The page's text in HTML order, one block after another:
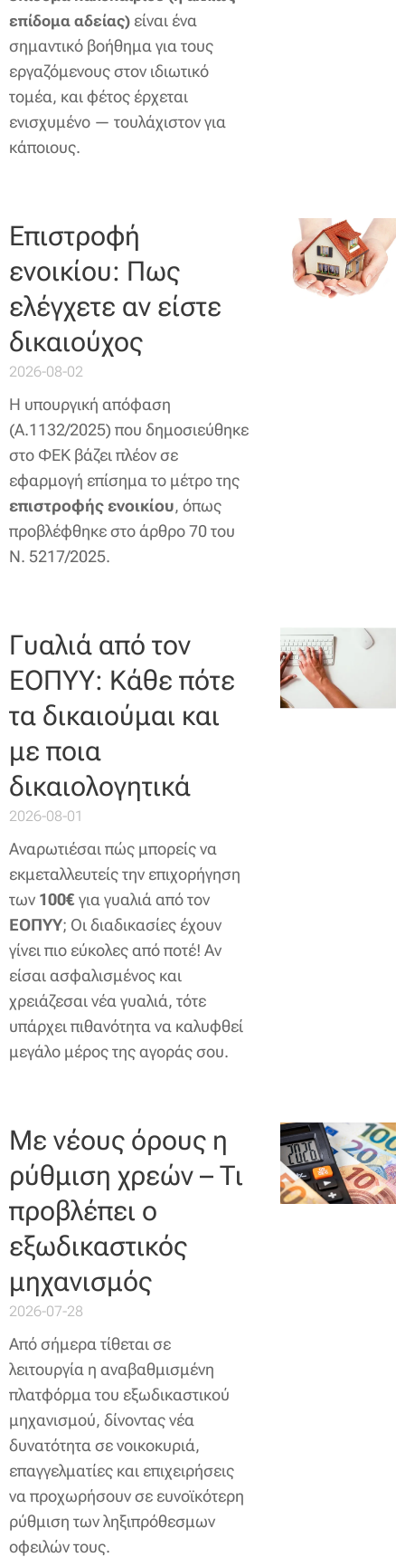
επίδομα αδείας) είναι ένα
σημαντικό βοήθημα για τους
εργαζόμενους στον ιδιωτικό
τομέα, και φέτος έρχεται
ενισχυμένο — τουλάχιστον για
κάποιους.
Επιστροφή
ενοικίου: Πως
ελέγχετε αν είστε
δικαιούχος
2026-08-02
Η υπουργική απόφαση
(Α.1132/2025) που δημοσιεύθηκε
στο ΦΕΚ βάζει πλέον σε
εφαρμογή επίσημα το μέτρο της
επιστροφής ενοικίου, όπως
προβλέφθηκε στο άρθρο 70 του
Ν. 5217/2025.
Γυαλιά από τον
ΕΟΠΥΥ: Κάθε πότε
τα δικαιούμαι και
με ποια
δικαιολογητικά
2026-08-01
Αναρωτιέσαι πώς μπορείς να
εκμεταλλευτείς την επιχορήγηση
των 100€για γυαλιά από τον
ΕΟΠΥΥ; Οι διαδικασίες έχουν
γίνει πιο εύκολες από ποτέ! Αν
είσαι ασφαλισμένος και
χρειάζεσαι νέα γυαλιά, τότε
υπάρχει πιθανότητα να καλυφθεί
μεγάλο μέρος της αγοράς σου.
Με νέους όρους η
ρύθμιση χρεών – Τι
προβλέπει ο
εξωδικαστικός
μηχανισμός
2026-07-28
Από σήμερα τίθεται σε
λειτουργία η αναβαθμισμένη
πλατφόρμα του εξωδικαστικού
μηχανισμού, δίνοντας νέα
δυνατότητα σε νοικοκυριά,
επαγγελματίες και επιχειρήσεις
να προχωρήσουν σε ευνοϊκότερη
ρύθμιση των ληξιπρόθεσμων
οφειλών τους.